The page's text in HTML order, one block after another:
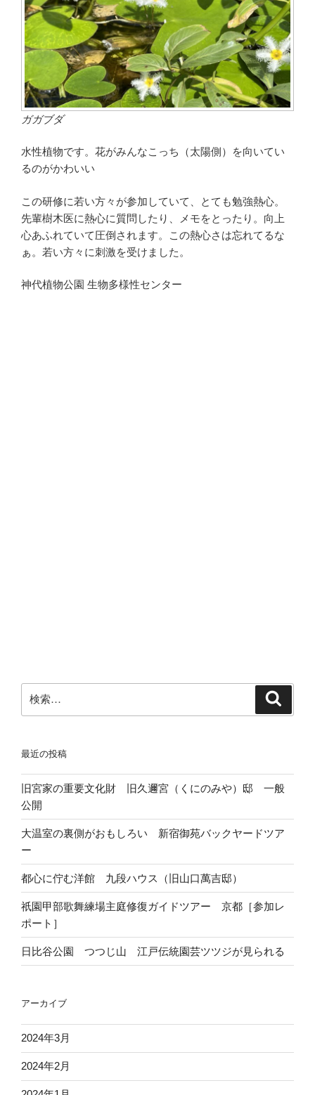
ガガブダ
水性植物です。花がみんなこっち（太陽側）を向いてい
るのがかわいい
この研修に若い方々が参加していて、とても勉強熱心。
先輩樹木医に熱心に質問したり、メモをとったり。向上
心あふれていて圧倒されます。この熱心さは忘れてるな
ぁ。若い方々に刺激を受けました。
神代植物公園 生物多様性センター
索:
最近の投稿
旧宮家の重要文化財 旧久邇宮（くにのみや）邸 一般
公開
大温室の裏側がおもしろい 新宿御苑バックヤードツア
ー
都心に佇む洋館 九段ハウス（旧山口萬吉邸）
祇園甲部歌舞練場主庭修復ガイドツアー 京都［参加レ
ポート］
日比谷公園 つつじ山 江戸伝統園芸ツツジが見られる
アーカイブ
2024年3月
2024年2月